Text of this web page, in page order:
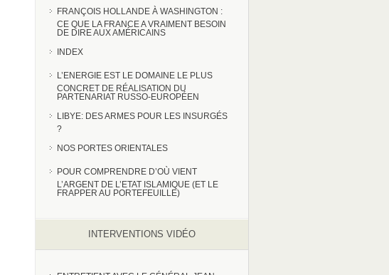
FRANÇOIS HOLLANDE À WASHINGTON :
CE QUE LA FRANCE A VRAIMENT BESOIN
DE DIRE AUX AMÉRICAINS
INDEX
L’ENERGIE EST LE DOMAINE LE PLUS
CONCRET DE RÉALISATION DU
PARTENARIAT RUSSO-EUROPÉEN
LIBYE: DES ARMES POUR LES INSURGÉS
?
NOS PORTES ORIENTALES
POUR COMPRENDRE D’OÙ VIENT
L’ARGENT DE L’ETAT ISLAMIQUE (ET LE
FRAPPER AU PORTEFEUILLE)
INTERVENTIONS VIDÉO